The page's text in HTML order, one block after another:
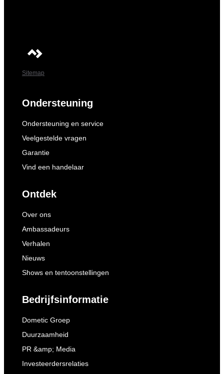
Sitemap
Ondersteuning
Ondersteuning en service
Veelgestelde vragen
Garantie
Vind een handelaar
Ontdek
Over ons
Ambassadeurs
Verhalen
Nieuws
Shows en tentoonstellingen
Bedrijfsinformatie
Dometic Groep
Duurzaamheid
PR &amp; Media
Investeerdersrelaties